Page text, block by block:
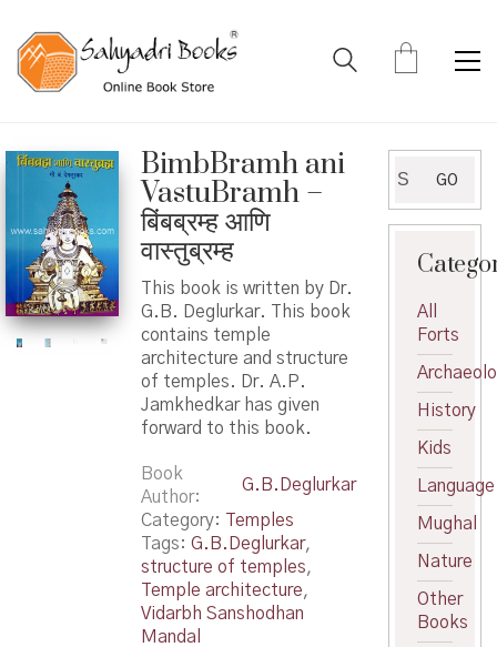
BimbBramh ani
VastuBramh –
बिंबब्रम्ह आणि
वास्तुब्रम्ह
This book is written by Dr.
G.B. Deglurkar. This book
contains temple
architecture and structure
of temples. Dr. A.P.
Jamkhedkar has given
forward to this book.
Book
Author
G.B.Deglurkar
Category: Temples
Tags: G.B.Deglurkar,
structure of temples,
Temple architecture,
Vidarbh Sanshodhan
Mandal
for:
GO
All
Forts
History
Kids
Language
Mughal
Nature
Other
Books